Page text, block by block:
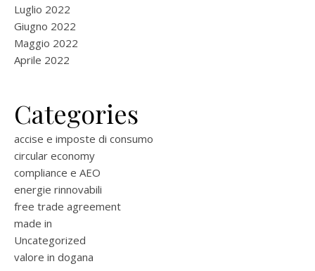
Luglio 2022
Giugno 2022
Maggio 2022
Aprile 2022
Categories
accise e imposte di consumo
circular economy
compliance e AEO
energie rinnovabili
free trade agreement
made in
Uncategorized
valore in dogana